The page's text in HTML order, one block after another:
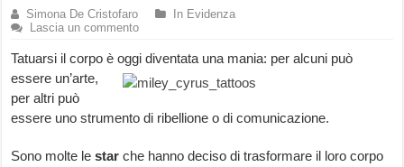
Simona De Cristofaro
In Evidenza
Lascia un commento
Tatuarsi il corpo è oggi diventata una mania: per alcuni può
essere un’arte,
per altri può
essere uno strumento di ribellione o di comunicazione.
Sono molte lestar che hanno deciso di trasformare il loro corpo